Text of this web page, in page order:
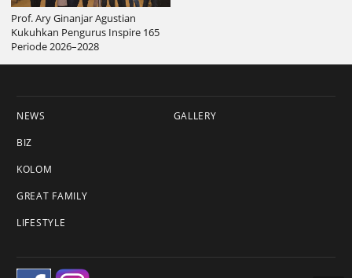
Prof. Ary Ginanjar Agustian
Kukuhkan Pengurus Inspire 165
Periode 2026–2028
NEWS
BIZ
KOLOM
GREAT FAMILY
LIFESTYLE
GALLERY